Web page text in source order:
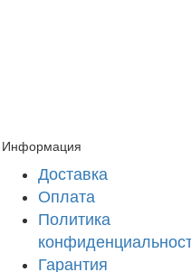
Информация
Доставка
Оплата
Политика
Гарантия